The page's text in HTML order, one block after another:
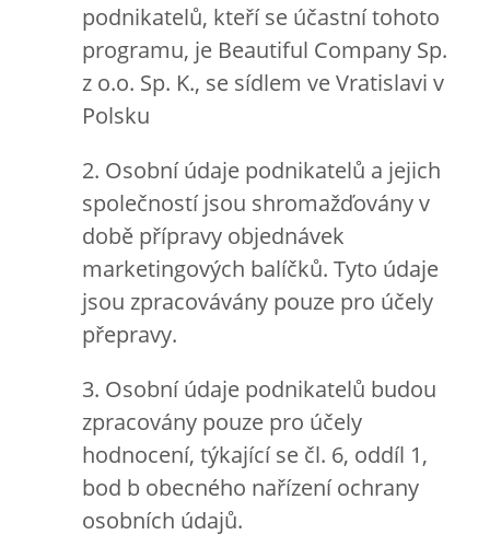
podnikatelů, kteří se účastní tohoto
programu, je Beautiful Company Sp.
z o.o. Sp. K., se sídlem ve Vratislavi v
Polsku
2. Osobní údaje podnikatelů a jejich
společností jsou shromažďovány v
době přípravy objednávek
marketingových balíčků. Tyto údaje
jsou zpracovávány pouze pro účely
přepravy.
3. Osobní údaje podnikatelů budou
zpracovány pouze pro účely
hodnocení, týkající se čl. 6, oddíl 1,
bod b obecného nařízení ochrany
osobních údajů.